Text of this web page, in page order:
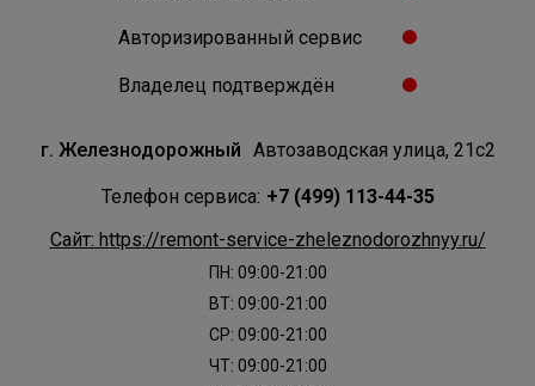
Авторизированный сервис
Владелец подтверждён
г. Железнодорожный Автозаводская улица, 21с2
Телефон сервиса: +7 (499) 113-44-35
Сайт: https://remont-service-zheleznodorozhnyy.ru/
ПН: 09:00-21:00
ВТ: 09:00-21:00
СР: 09:00-21:00
ЧТ: 09:00-21:00